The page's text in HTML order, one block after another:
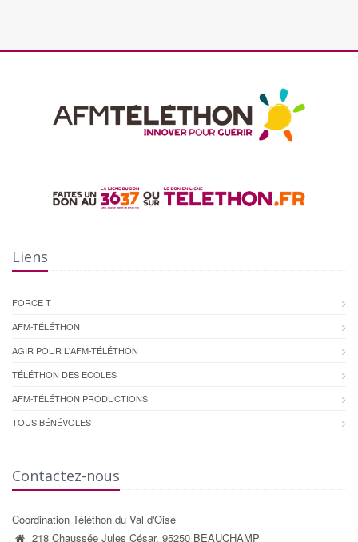
Liens
FORCE T
AFM-TÉLÉTHON
AGIR POUR L'AFM-TÉLÉTHON
TÉLÉTHON DES ECOLES
AFM-TÉLÉTHON PRODUCTIONS
TOUS BÉNÉVOLES
Contactez-nous
Coordination Téléthon du Val d'Oise
218 Chaussée Jules César, 95250 BEAUCHAMP